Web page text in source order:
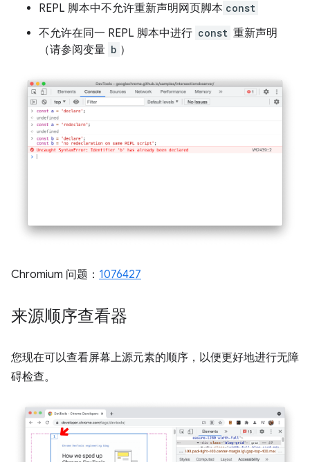
REPL 脚本中不允许重新声明网页脚本 const
不允许在同一 REPL 脚本中进行 const 重新声明
（请参阅变量 b ）
Chromium 问题： 1076427
来源顺序查看器
您现在可以查看屏幕上源元素的顺序，以便更好地进行无障
碍检查。